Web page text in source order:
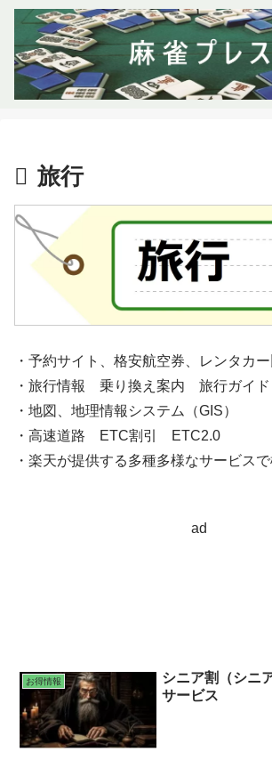
旅行
・予約サイト、格安航空券、レンタカ
・旅行情報 乗り換え案内 旅行ガイド
・地図、地理情報システム（GIS）
・高速道路 ETC割引 ETC2.0
・楽天が提供する多種多様なサービス
ad
お得情報
シニア割（シニ
サービス